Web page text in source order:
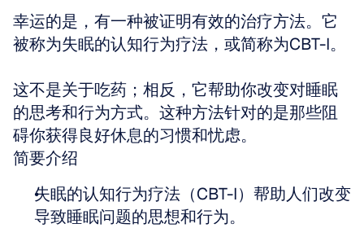
幸运的是，有一种被证明有效的治疗方法。它
被称为失眠的认知行为疗法，或简称为CBT-I。
这不是关于吃药；相反，它帮助你改变对睡眠
的思考和行为方式。这种方法针对的是那些阻
碍你获得良好休息的习惯和忧虑。
简要介绍
失眠的认知行为疗法（CBT-I）帮助人们改变
导致睡眠问题的思想和行为。